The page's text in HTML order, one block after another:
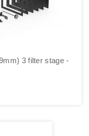
3 filter stage -